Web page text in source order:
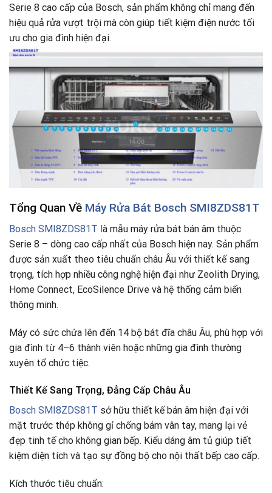
Serie 8 cao cấp của Bosch, sản phẩm không chỉ mang đến
hiệu quả rửa vượt trội mà còn giúp tiết kiệm điện nước tối
ưu cho gia đình hiện đại.
Tổng Quan Về Máy Rửa Bát Bosch SMI8ZDS81T
Bosch SMI8ZDS81T là mẫu máy rửa bát bán âm thuộc
Serie 8 – dòng cao cấp nhất của Bosch hiện nay. Sản phẩm
được sản xuất theo tiêu chuẩn châu Âu với thiết kế sang
trọng, tích hợp nhiều công nghệ hiện đại như Zeolith Drying,
Home Connect, EcoSilence Drive và hệ thống cảm biến
thông minh.
Máy có sức chứa lên đến 14 bộ bát đĩa châu Âu, phù hợp với
gia đình từ 4–6 thành viên hoặc những gia đình thường
xuyên tổ chức tiệc.
Thiết Kế Sang Trọng, Đẳng Cấp Châu Âu
Bosch SMI8ZDS81T sở hữu thiết kế bán âm hiện đại với
mặt trước thép không gỉ chống bám vân tay, mang lại vẻ
đẹp tinh tế cho không gian bếp. Kiểu dáng âm tủ giúp tiết
kiệm diện tích và tạo sự đồng bộ cho nội thất bếp cao cấp.
Kích thước tiêu chuẩn: